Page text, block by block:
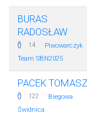
BURAS
RADOSŁAW
14 · Piwowarczyk
Team SBN2025
PACEK TOMASZ
122 · Biegowa
Świdnica